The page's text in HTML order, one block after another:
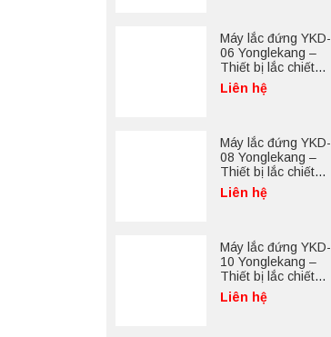
Máy lắc đứng YKD-
06 Yonglekang –
Thiết bị lắc chiết
mẫu phòng thí
nghiệm
Liên hệ
Máy lắc đứng YKD-
08 Yonglekang –
Thiết bị lắc chiết
mẫu phòng thí
nghiệm
Liên hệ
Máy lắc đứng YKD-
10 Yonglekang –
Thiết bị lắc chiết
mẫu phòng thí
nghiệm
Liên hệ